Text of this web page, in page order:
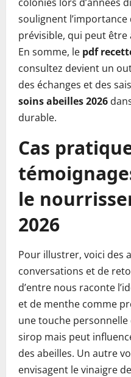
soulignent l’importance
prévisible, qui peut être
En somme, le pdf
consultez devient un
des échanges et des
soins abeilles 2026
durable.
Cas
le
2026
Pour illustrer, voici des
conversations et de
d’entre nous raconte
et de menthe comme
une touche
sirop mais peut
des abeilles. Un autre
envisagent le vinaigre